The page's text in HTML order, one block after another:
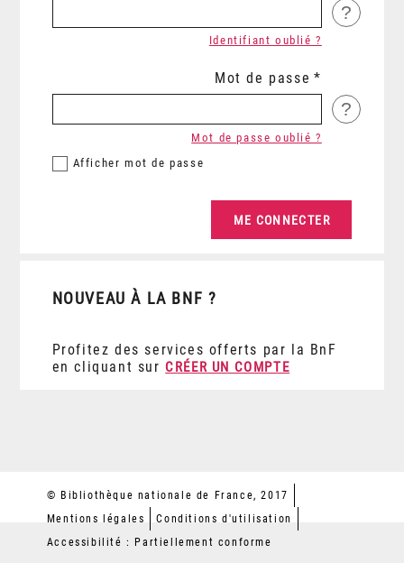
?
Identifiant oublié ?
Mot de passe
?
Afficher mot de passe
Mot de passe oublié ?
NOUVEAU À LA BNF ?
Profitez des services offerts par la BnF
en cliquant sur CRÉER UN COMPTE
© Bibliothèque nationale de France, 2017
Mentions légales
Conditions d'utilisation
Accessibilité : Partiellement conforme